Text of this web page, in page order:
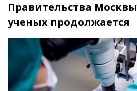
Правительства
ученых продолжается